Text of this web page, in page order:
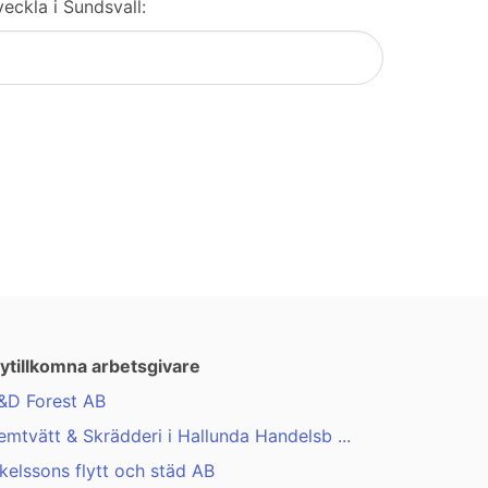
i Sundsvall:
arbetsgivare
Forest AB
& Skrädderi i Hallunda Handelsb ...
flytt och städ AB